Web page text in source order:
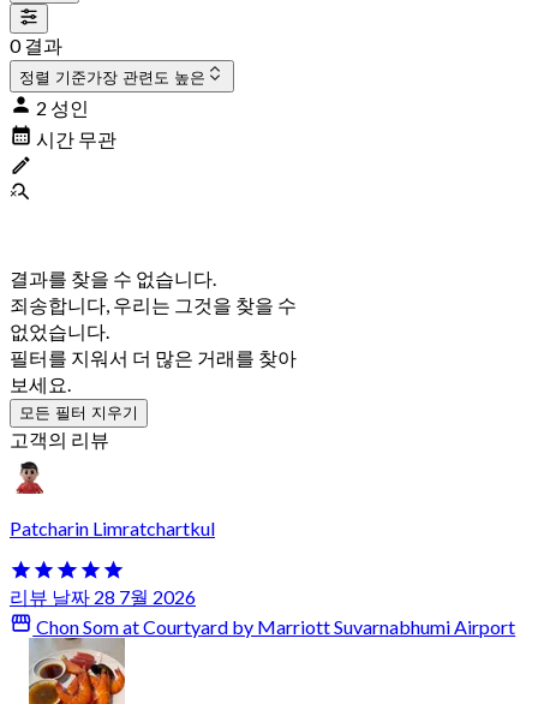
0 결과
정렬 기준가장 관련도 높은
2 성인
시간 무관
결과를 찾을 수 없습니다.
죄송합니다, 우리는 그것을 찾을 수
없었습니다.
필터를 지워서 더 많은 거래를 찾아
보세요.
모든 필터 지우기
고객의 리뷰
Patcharin Limratchartkul
리뷰 날짜 28 7월 2026
Chon Som at Courtyard by Marriott Suvarnabhumi Airport